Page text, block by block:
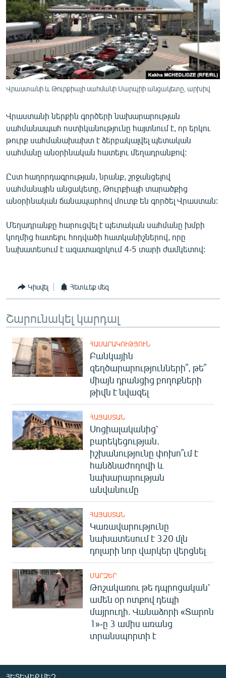
ՄԻՋԱԶԳԱՅԻՆ
ՄՇԱԿՈՒՅԹ
ՍՊՈՐՏ
ՄԵԿՆԱԲԱՆՈՒԹՅՈՒՆ
ՏՏ ԵՒ ԻՆՏԵՐՆԵՏ
ԱՐԽԻՎ
ՏԵՍԱՆՅՈՒԹԵՐ
ԲԱՆԱՎԵՃ
ՁԳՏԵԼՈՎ ԼԱՎԱԳՈՒՅՆԻՆ
ՓՈԴՔԱՍԹ
English
Русский
«Ազատության» բոլոր կայքերը
Վրաստանի և Թուրքիայի սահմանի Սարպիի անցակետը, արխիվ
Վրաստանի ներքին գործերի նախարարության
սահմանապահ ոստիկանությունը հայտնում է, որ երկու
թուրք սահմանախախտ է ձերբակալվել պետական
սահմանը անօրինական հատելու մեղադրանքով:
Ըստ հաղորդագրության, նրանք, շրջանցելով
սահմանային անցակետը, Թուրքիայի տարածքից
անօրինական ճանապարհով մուտք են գործել Վրաստան:
Մեղադրանքը հարուցվել է պետական սահմանը խմբի
կողմից հատելու հոդվածի հատկանիշներով, որը
նախատեսում է ազատազրկում 4-5 տարի ժամկետով:
Կիսվել Հետևեք մեզ
Շարունակել կարդալ
ՀԱՍԱՐԱԿՈՒԹՅՈՒՆ
Բանկային
զեղծարարությունների՞, թե՞
միայն դրանցից բողոքների
թիվն է նվազել
ՀԱՅԱՍՏԱՆ
Սոցիալականից՝
բարեկեցության.
իշխանությունը փոխո՞ւմ է
հանձնաժողովի և
նախարարության
անվանումը
ՀԱՅԱՍՏԱՆ
Կառավարությունը
նախատեսում է 320 մլն
դոլարի նոր վարկեր վերցնել
ՄԱՐԶԵՐ
Թոշակառու թե դպրոցական՝
ամեն օր ոտքով դեպի
մայրուղի. Վանաձորի «Տարոն
1»-ը 3 ամիս առանց
տրանսպորտի է
ՀԵՏԵՎԵՔ ՄԵԶ